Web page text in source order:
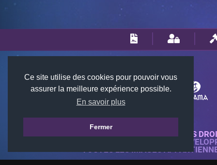
Ce site utilise des cookies pour pouvoir vous
assurer la meilleure expérience possible.
En savoir plus
Fermer
© 2018-2026 KTARENA. TOUS
SITE WEB ENTIÈREMENT
TOUTES LES IMAGES